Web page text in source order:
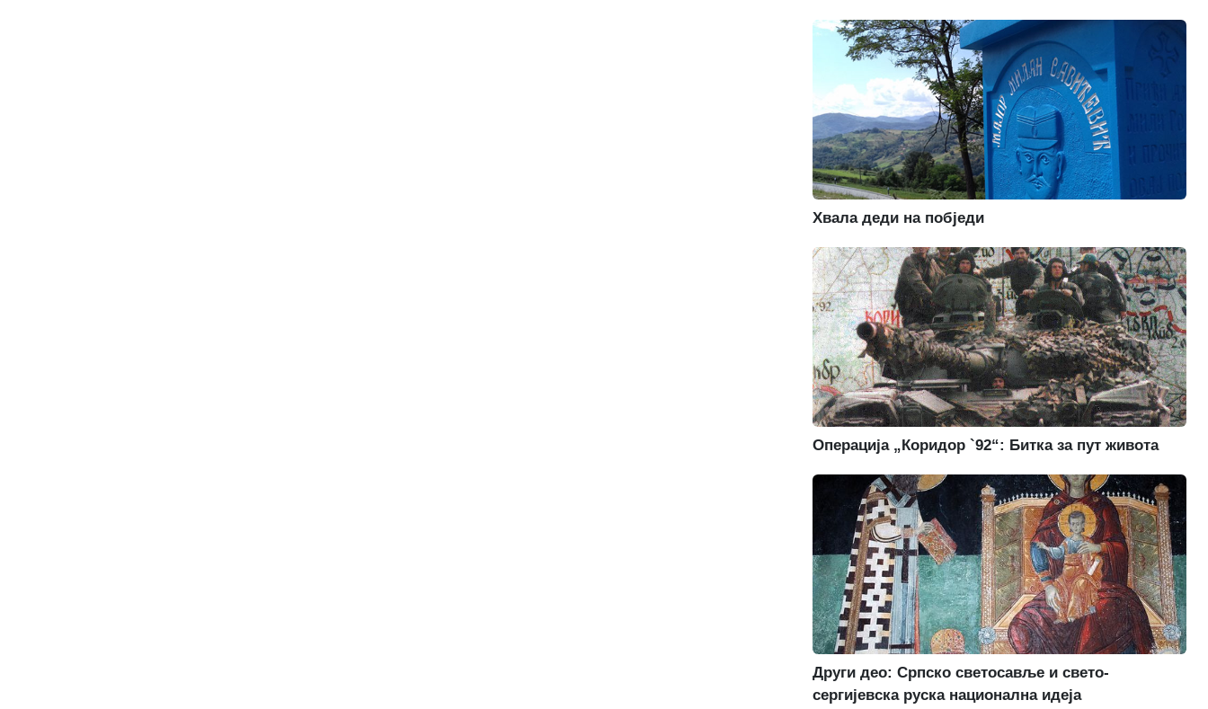
Хвала деди на побједи
Операција „Коридор `92“: Битка за пут живота
Други део: Српско светосавље и свето-
сергијевска руска национална идеја